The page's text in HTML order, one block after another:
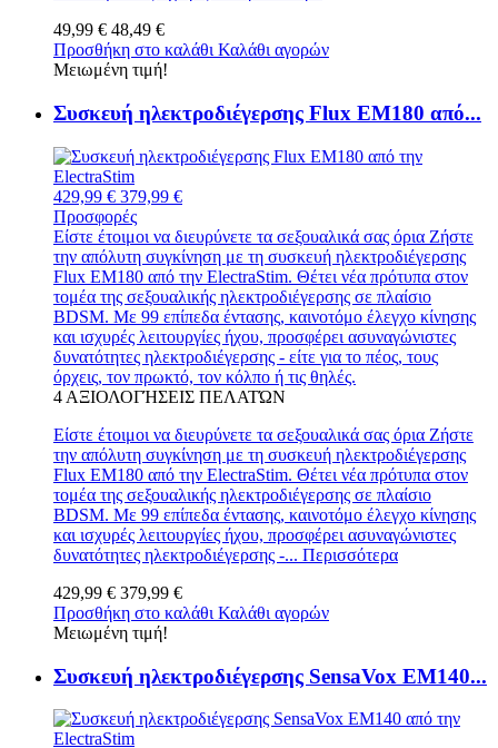
49,99 € 48,49 €
Προσθήκη στο καλάθι Καλάθι αγορών
Μειωμένη τιμή!
Συσκευή ηλεκτροδιέγερσης Flux EM180 από...
429,99 € 379,99 €
Προσφορές
Είστε έτοιμοι να διευρύνετε τα σεξουαλικά σας όρια Ζήστε
την απόλυτη συγκίνηση με τη συσκευή ηλεκτροδιέγερσης
Flux EM180 από την ElectraStim. Θέτει νέα πρότυπα στον
τομέα της σεξουαλικής ηλεκτροδιέγερσης σε πλαίσιο
BDSM. Με 99 επίπεδα έντασης, καινοτόμο έλεγχο κίνησης
και ισχυρές λειτουργίες ήχου, προσφέρει ασυναγώνιστες
δυνατότητες ηλεκτροδιέγερσης - είτε για το πέος, τους
όρχεις, τον πρωκτό, τον κόλπο ή τις θηλές.
4 ΑΞΙΟΛΟΓΉΣΕΙΣ ΠΕΛΑΤΏΝ
Είστε έτοιμοι να διευρύνετε τα σεξουαλικά σας όρια Ζήστε
την απόλυτη συγκίνηση με τη συσκευή ηλεκτροδιέγερσης
Flux EM180 από την ElectraStim. Θέτει νέα πρότυπα στον
τομέα της σεξουαλικής ηλεκτροδιέγερσης σε πλαίσιο
BDSM. Με 99 επίπεδα έντασης, καινοτόμο έλεγχο κίνησης
και ισχυρές λειτουργίες ήχου, προσφέρει ασυναγώνιστες
δυνατότητες ηλεκτροδιέγερσης -... Περισσότερα
429,99 € 379,99 €
Προσθήκη στο καλάθι Καλάθι αγορών
Μειωμένη τιμή!
Συσκευή ηλεκτροδιέγερσης SensaVox EM140...